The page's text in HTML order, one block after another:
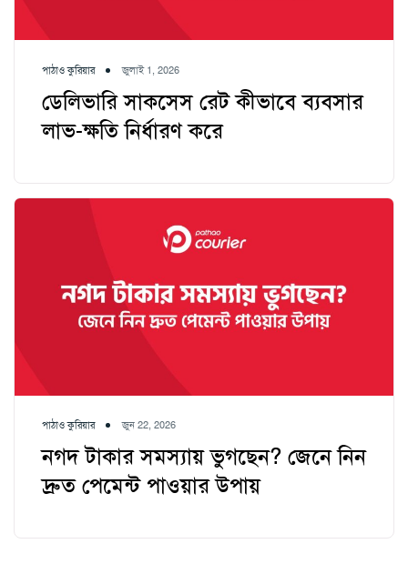
পাঠাও কুরিয়ার জুলাই 1, 2026
ডেলিভারি সাকসেস রেট কীভাবে ব্যবসার
লাভ-ক্ষতি নির্ধারণ করে
পাঠাও কুরিয়ার জুন 22, 2026
নগদ টাকার সমস্যায় ভুগছেন? জেনে নিন
দ্রুত পেমেন্ট পাওয়ার উপায়